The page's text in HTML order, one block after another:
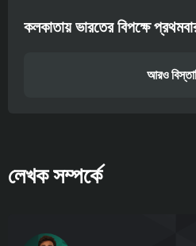
কলকাতায় ভারতের বিপক্ষে
আরও
লেখক সম্পর্কে